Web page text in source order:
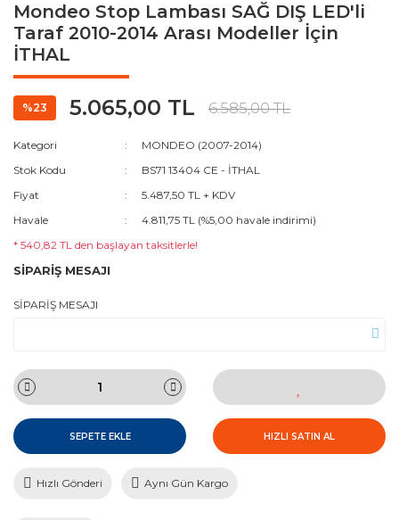
Mondeo Stop Lambası SAĞ DIŞ LED'li
Taraf 2010-2014 Arası Modeller İçin
İTHAL
%23 5.065,00 TL 6.585,00 TL
Kategori
MONDEO (2007-2014)
Stok Kodu
BS71 13404 CE - İTHAL
Fiyat
5.487,50 TL + KDV
Havale
4.811,75 TL (%5,00 havale indirimi)
* 540,82 TL den başlayan taksitlerle!
SİPARİŞ MESAJI
SİPARİŞ MESAJI
SEPETE EKLE HIZLI SATIN AL
Hızlı Gönderi Aynı Gün Kargo